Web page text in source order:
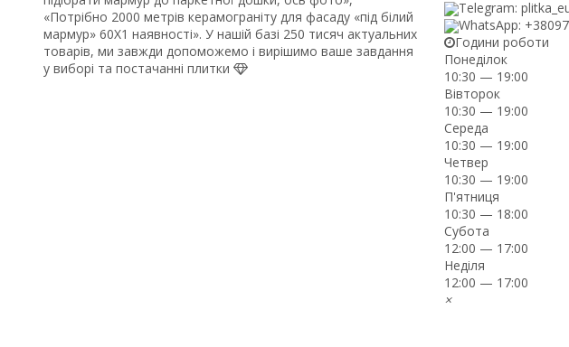
«Потрібно 2000 метрів керамограніту для фасаду «під білий
мармур» 60Х1 наявності». У нашій базі 250 тисяч актуальних
товарів, ми завжди допоможемо і вирішимо ваше завдання
у виборі та постачанні плитки
Telegram:
WhatsApp:
Години роботи
Понеділок
10:30 — 19:00
Вівторок
10:30 — 19:00
Середа
10:30 — 19:00
Четвер
10:30 — 19:00
П'ятниця
10:30 — 18:00
Субота
12:00 — 17:00
Неділя
12:00 — 17:00
×